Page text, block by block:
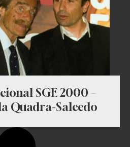
SGE 2000 –
Quadra-Salcedo